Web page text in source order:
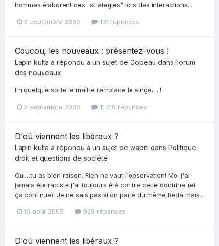
hommes élaborent des "strategies" lors des interactions...
3 septembre 2005 101 réponses
Coucou, les nouveaux : présentez-vous !
Lapin kulta a répondu à un sujet de Copeau dans Forum
des nouveaux
En quelque sorte le maître remplace le singe…..!
2 septembre 2005 11 719 réponses
D'où viennent les libéraux ?
Lapin kulta a répondu à un sujet de wapiti dans Politique,
droit et questions de société
Oui…tu as bien raison. Rien ne vaut l'observation! Moi j'ai
jamais été raciste j'ai toujours été contre cette doctrine (et
ça continue). Je ne sais pas si on parle du même Reda mais...
10 août 2005 929 réponses
D'où viennent les libéraux ?